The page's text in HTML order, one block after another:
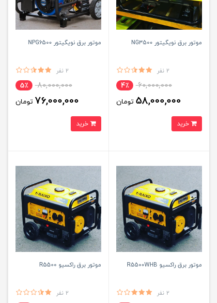
موتور برق نویگیتور NG3500
2 نفر
60,000,000 4٪
58,000,000 تومان
موتور برق نویگیتور NPG6500
2 نفر
80,000,000 5٪
76,000,000 تومان
موتور برق راکسیو R5500WHB
2 نفر
موتور برق راکسیو R5500
2 نفر